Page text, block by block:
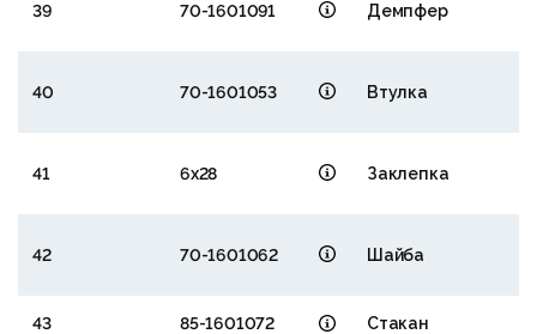
39 70-1601091 Демпфер
40 70-1601053 Втулка
41 6х28 Заклепка
42 70-1601062 Шайба
43 85-1601072 Стакан